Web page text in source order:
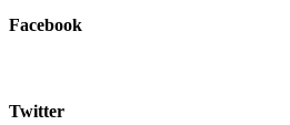
Facebook
Twitter